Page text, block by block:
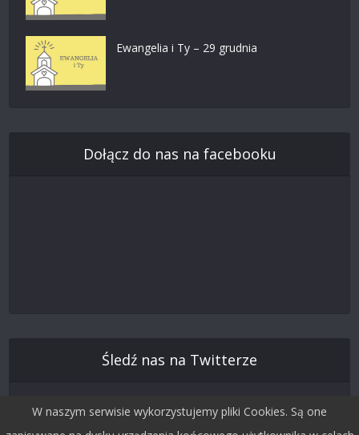
Ewangelia i Ty – 29 grudnia
Dołącz do nas na facebooku
Śledź nas na Twitterze
W naszym serwisie wykorzystujemy pliki Cookies. Są one